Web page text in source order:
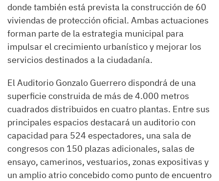
donde también está prevista la construcción de 60
viviendas de protección oficial. Ambas actuaciones
forman parte de la estrategia municipal para
impulsar el crecimiento urbanístico y mejorar los
servicios destinados a la ciudadanía.
El Auditorio Gonzalo Guerrero dispondrá de una
superficie construida de más de 4.000 metros
cuadrados distribuidos en cuatro plantas. Entre sus
principales espacios destacará un auditorio con
capacidad para 524 espectadores, una sala de
congresos con 150 plazas adicionales, salas de
ensayo, camerinos, vestuarios, zonas expositivas y
un amplio atrio concebido como punto de encuentro